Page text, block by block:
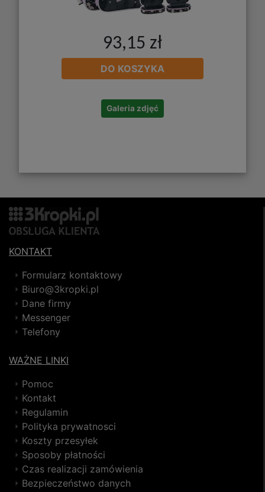
93,15 zł
DO KOSZYKA
Galeria zdjęć
KONTAKT
Formularz kontaktowy
Biuro@3kropki.pl
Dane firmy
Messenger
Telefony
WAŻNE LINKI
Pomoc
Kontakt
Regulamin
Polityka prywatnosci
Koszty przesyłek
Sposoby płatności
Czas realizacji zamówienia
Bezpieczeństwo danych